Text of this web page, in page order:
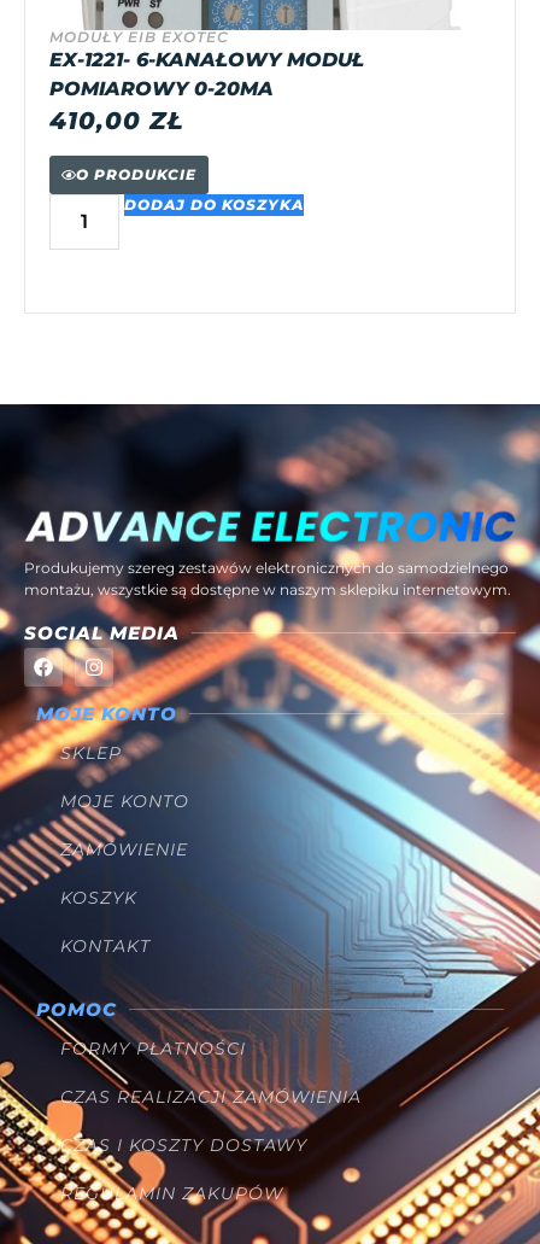
MODUŁY EIB EXOTEC
EX-1221- 6-KANAŁOWY MODUŁ
POMIAROWY 0-20MA
410,00ZŁ
O PRODUKCIE
DODAJ DO KOSZYKA
Produkujemy szereg zestawów elektronicznych do samodzielnego
montażu, wszystkie są dostępne w naszym sklepiku internetowym.
SOCIAL MEDIA
MOJE KONTO
SKLEP
MOJE KONTO
ZAMÓWIENIE
KOSZYK
KONTAKT
POMOC
FORMY PŁATNOŚCI
CZAS REALIZACJI ZAMÓWIENIA
CZAS I KOSZTY DOSTAWY
REGULAMIN ZAKUPÓW